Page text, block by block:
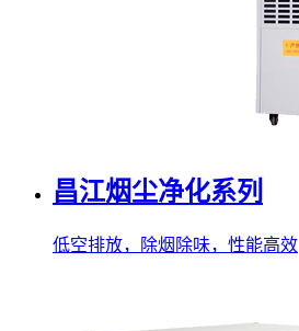
昌江烟尘净化系列
低空排放，除烟除味，性能高效